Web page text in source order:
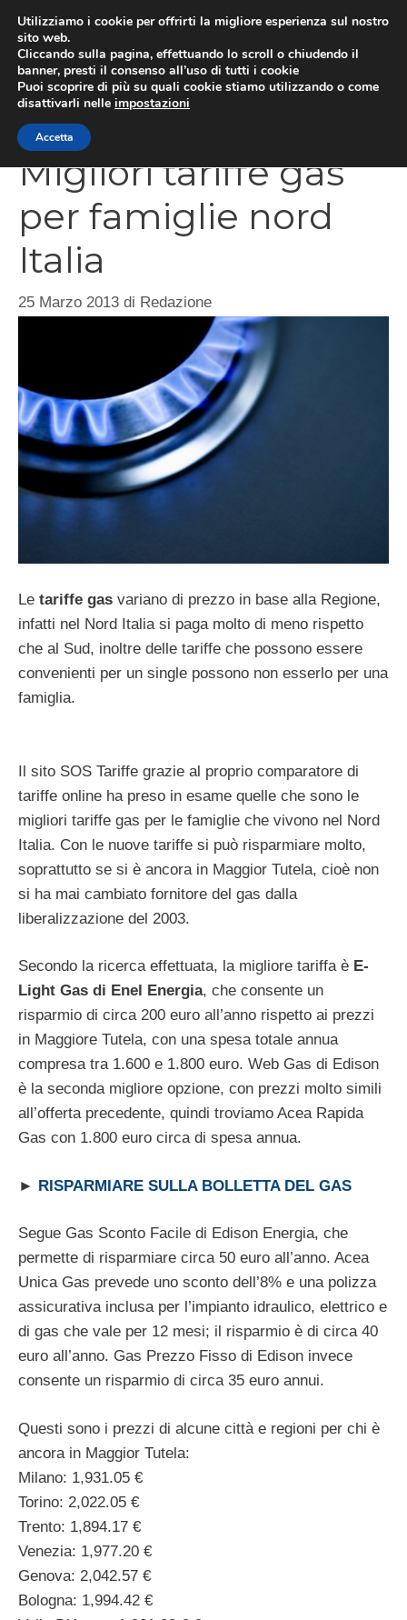
contenuto
Migliori tariffe gas
per famiglie nord
Italia
25 Marzo 2013 di Redazione
Le tariffe gas variano di prezzo in base alla Regione,
infatti nel Nord Italia si paga molto di meno rispetto
che al Sud, inoltre delle tariffe che possono essere
convenienti per un single possono non esserlo per una
famiglia.
Il sito SOS Tariffe grazie al proprio comparatore di
tariffe online ha preso in esame quelle che sono le
migliori tariffe gas per le famiglie che vivono nel Nord
Italia. Con le nuove tariffe si può risparmiare molto,
soprattutto se si è ancora in Maggior Tutela, cioè non
si ha mai cambiato fornitore del gas dalla
liberalizzazione del 2003.
Secondo la ricerca effettuata, la migliore tariffa è E-
Light Gas di Enel Energia, che consente un
risparmio di circa 200 euro all’anno rispetto ai prezzi
in Maggiore Tutela, con una spesa totale annua
compresa tra 1.600 e 1.800 euro. Web Gas di Edison
è la seconda migliore opzione, con prezzi molto simili
all’offerta precedente, quindi troviamo Acea Rapida
Gas con 1.800 euro circa di spesa annua.
► RISPARMIARE SULLA BOLLETTA DEL GAS
Segue Gas Sconto Facile di Edison Energia, che
permette di risparmiare circa 50 euro all’anno. Acea
Unica Gas prevede uno sconto dell’8% e una polizza
assicurativa inclusa per l’impianto idraulico, elettrico e
di gas che vale per 12 mesi; il risparmio è di circa 40
euro all’anno. Gas Prezzo Fisso di Edison invece
consente un risparmio di circa 35 euro annui.
Questi sono i prezzi di alcune città e regioni per chi è
ancora in Maggior Tutela:
Milano: 1,931.05 €
Torino: 2,022.05 €
Trento: 1,894.17 €
Venezia: 1,977.20 €
Genova: 2,042.57 €
Bologna: 1,994.42 €
Utilizziamo i cookie per offrirti la migliore esperienza sul nostro
sito web.
Cliccando sulla pagina, effettuando lo scroll o chiudendo il
banner, presti il consenso all’uso di tutti i cookie
Puoi scoprire di più su quali cookie stiamo utilizzando o come
disattivarli nelle impostazioni
Accetta